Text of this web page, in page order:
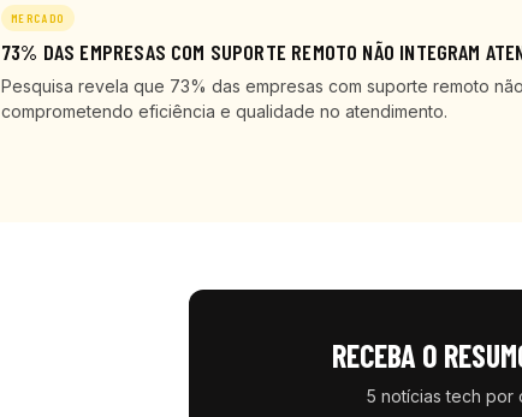
MERCADO
73% DAS EMPRESAS COM SUPORTE REMOTO NÃO INTEGRAM
Pesquisa revela que 73% das empresas com suporte remoto
comprometendo eficiência e qualidade no atendimento.
RECEBA O
5 notícias tech por